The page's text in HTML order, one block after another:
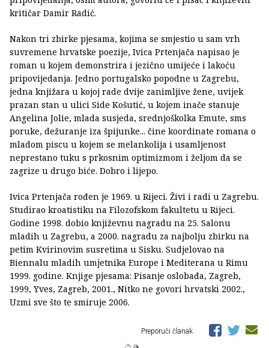
kritičar Damir Radić.
Nakon tri zbirke pjesama, kojima se smjestio u sam vrh
suvremene hrvatske poezije, Ivica Prtenjača napisao je
roman u kojem demonstrira i jezično umijeće i lakoću
pripovijedanja. Jedno portugalsko popodne u Zagrebu,
jedna knjižara u kojoj rade dvije zanimljive žene, uvijek
prazan stan u ulici Side Košutić, u kojem inače stanuje
Angelina Jolie, mlada susjeda, srednjoškolka Emute, sms
poruke, dežuranje iza špijunke... čine koordinate romana o
mladom piscu u kojem se melankolija i usamljenost
neprestano tuku s prkosnim optimizmom i željom da se
zagrize u drugo biće. Dobro i lijepo.
Ivica Prtenjača rođen je 1969. u Rijeci. Živi i radi u Zagrebu.
Studirao kroatistiku na Filozofskom fakultetu u Rijeci.
Godine 1998. dobio književnu nagradu na 25. Salonu
mladih u Zagrebu, a 2000. nagradu za najbolju zbirku na
petim Kvirinovim susretima u Sisku. Sudjelovao na
Biennalu mladih umjetnika Europe i Mediterana u Rimu
1999. godine. Knjige pjesama: Pisanje oslobađa, Zagreb,
1999, Yves, Zagreb, 2001., Nitko ne govori hrvatski 2002.,
Uzmi sve što te smiruje 2006.
Preporuči članak